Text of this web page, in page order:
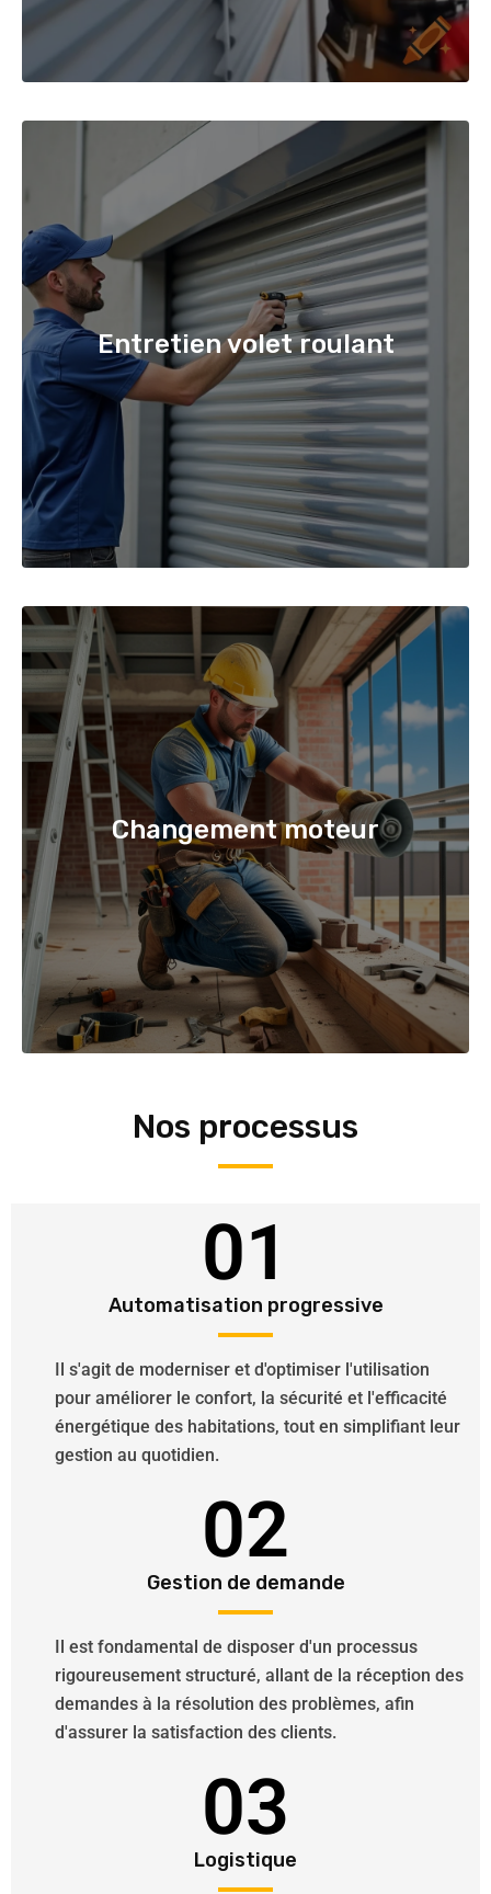
Entretien volet roulant
Changement moteur
Nos processus
01
Automatisation progressive
Il s'agit de moderniser et d'optimiser l'utilisation
pour améliorer le confort, la sécurité et l'efficacité
énergétique des habitations, tout en simplifiant leur
gestion au quotidien.
02
Gestion de demande
Il est fondamental de disposer d'un processus
rigoureusement structuré, allant de la réception des
demandes à la résolution des problèmes, afin
d'assurer la satisfaction des clients.
03
Logistique